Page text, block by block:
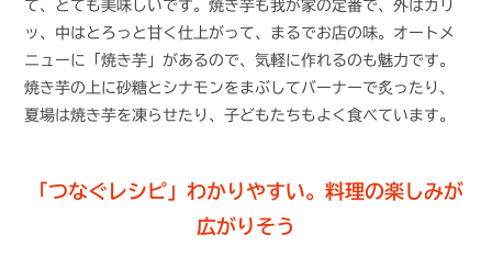
て、とても美味しいです。焼き芋も我が家の定番で、外はカリ
ッ、中はとろっと甘く仕上がって、まるでお店の味。オートメ
ニューに「焼き芋」があるので、気軽に作れるのも魅力です。
焼き芋の上に砂糖とシナモンをまぶしてバーナーで炙ったり、
夏場は焼き芋を凍らせたり、子どもたちもよく食べています。
「つなぐレシピ」わかりやすい。料理の楽しみが
広がりそう